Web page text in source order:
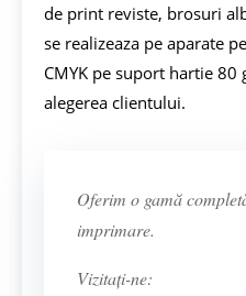
de print reviste, brosuri
se realizeaza pe aparate
CMYK pe suport hartie
alegerea clientului.
Oferim o gamă
imprimare.
Vizitați-ne: